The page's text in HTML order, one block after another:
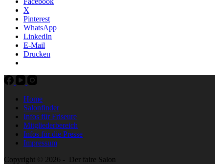
X
Pinterest
WhatsApp
LinkedIn
E-Mail
Drucken
Home
Salonfinder
Infos für Friseure
Mitgliederbereich
Infos für die Presse
Impressum
Copyright © 2026 - Der faire Salon